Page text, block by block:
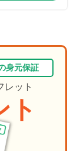
身元保証
レット
ト